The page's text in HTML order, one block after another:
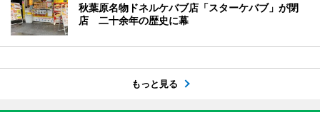
秋葉原名物ドネルケバブ店「スターケバブ」が閉
店 二十余年の歴史に幕
もっと見る